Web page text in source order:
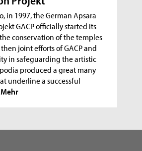
in 1997, the German Apsara
GACP officially started its
conservation of the temples
joint efforts of GACP and
in safeguarding the artistic
produced a great many
underline a successful
Mehr